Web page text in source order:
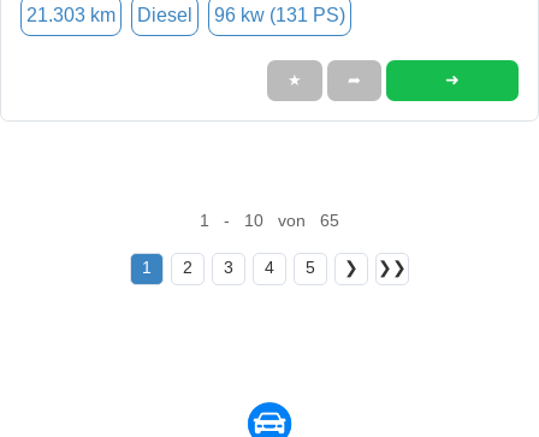
21.303 km Diesel 96 kw (131 PS)
★ ➦ ➜
1 - 10 von 65
1 2 3 4 5 ❯ ❯❯